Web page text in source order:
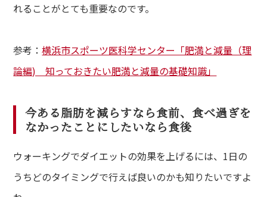
れることがとても重要なのです。
参考：横浜市スポーツ医科学センター「肥満と減量（理
論編) 知っておきたい肥満と減量の基礎知識」
今ある脂肪を減らすなら食前、食べ過ぎを
なかったことにしたいなら食後
ウォーキングでダイエットの効果を上げるには、1日の
うちどのタイミングで行えば良いのかも知りたいですよ